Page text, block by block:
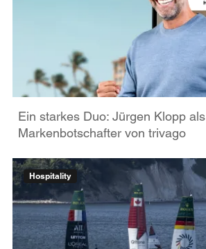
Ein starkes Duo: Jürgen Klopp als
Markenbotschafter von trivago
Hospitality